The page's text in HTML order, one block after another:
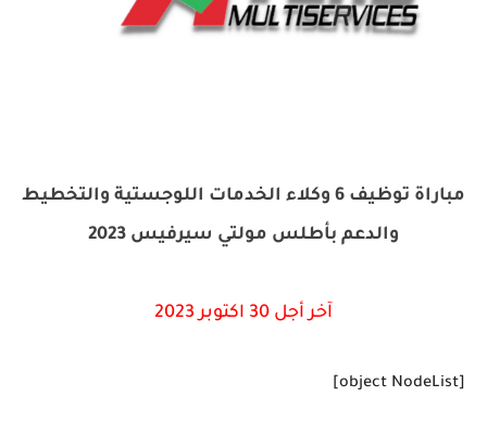
مباراة توظيف 6 وكلاء الخدمات اللوجستية والتخطيط
والدعم بأطلس مولتي سيرفيس 2023
آخر أجل 30 اكتوبر 2023
[object NodeList]